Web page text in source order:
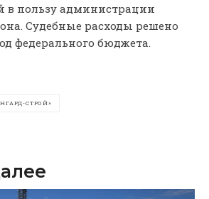
в пользу администрации
Судебные расходы решено
федерального бюджета.
СТРОЙ»